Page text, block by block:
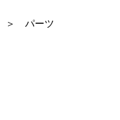
＞ パーツ